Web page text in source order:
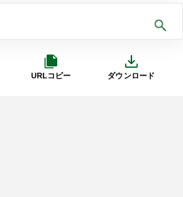
URLコピー ダウンロード